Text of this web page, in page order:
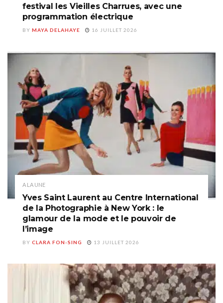
festival les Vieilles Charrues, avec une
programmation électrique
BY MAYA DELAHAYE 16 JUILLET 2026
A LA UNE
Yves Saint Laurent au Centre International
de la Photographie à New York : le
glamour de la mode et le pouvoir de
l’image
BY CLARA FON-SING 13 JUILLET 2026